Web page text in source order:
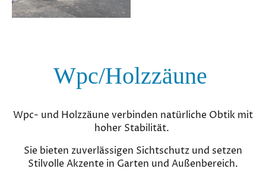
Wpc/Holzzäune
Wpc- und Holzzäune verbinden natürliche Obtik mit
hoher Stabilität.
Sie bieten zuverlässigen Sichtschutz und setzen
Stilvolle Akzente in Garten und Außenbereich.